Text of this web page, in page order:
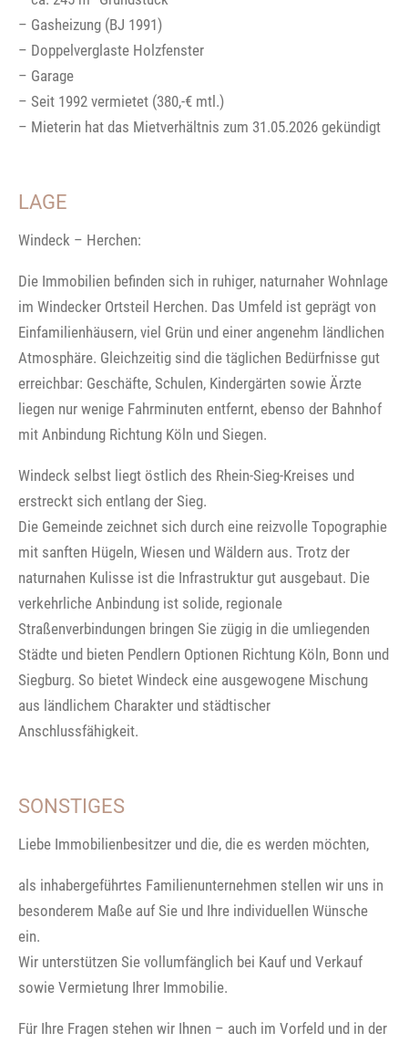
– Gasheizung (BJ 1991)
– Doppelverglaste Holzfenster
– Garage
– Seit 1992 vermietet (380,-€ mtl.)
– Mieterin hat das Mietverhältnis zum 31.05.2026 gekündigt
LAGE
Windeck – Herchen:
Die Immobilien befinden sich in ruhiger, naturnaher Wohnlage
im Windecker Ortsteil Herchen. Das Umfeld ist geprägt von
Einfamilienhäusern, viel Grün und einer angenehm ländlichen
Atmosphäre. Gleichzeitig sind die täglichen Bedürfnisse gut
erreichbar: Geschäfte, Schulen, Kindergärten sowie Ärzte
liegen nur wenige Fahrminuten entfernt, ebenso der Bahnhof
mit Anbindung Richtung Köln und Siegen.
Windeck selbst liegt östlich des Rhein-Sieg-Kreises und
erstreckt sich entlang der Sieg.
Die Gemeinde zeichnet sich durch eine reizvolle Topographie
mit sanften Hügeln, Wiesen und Wäldern aus. Trotz der
naturnahen Kulisse ist die Infrastruktur gut ausgebaut. Die
verkehrliche Anbindung ist solide, regionale
Straßenverbindungen bringen Sie zügig in die umliegenden
Städte und bieten Pendlern Optionen Richtung Köln, Bonn und
Siegburg. So bietet Windeck eine ausgewogene Mischung
aus ländlichem Charakter und städtischer
Anschlussfähigkeit.
SONSTIGES
Liebe Immobilienbesitzer und die, die es werden möchten,
als inhabergeführtes Familienunternehmen stellen wir uns in
besonderem Maße auf Sie und Ihre individuellen Wünsche
ein.
Wir unterstützen Sie vollumfänglich bei Kauf und Verkauf
sowie Vermietung Ihrer Immobilie.
Für Ihre Fragen stehen wir Ihnen – auch im Vorfeld und in der